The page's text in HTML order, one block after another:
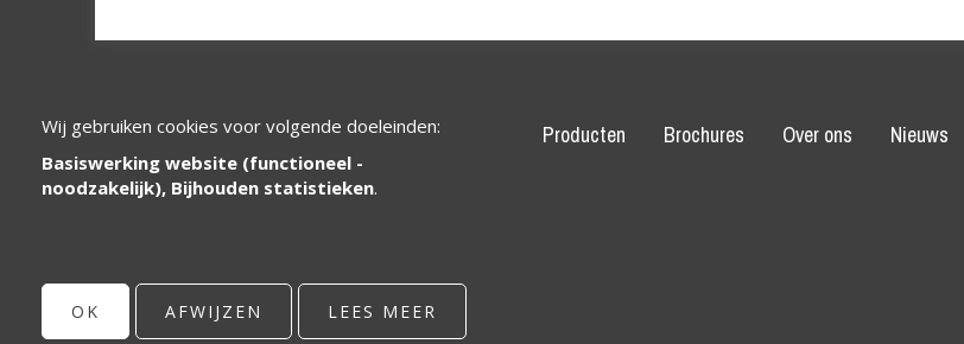
voor de zorg- en de cateringsector.
Producten Brochures Over ons Nieuws
Wij gebruiken cookies voor volgende doeleinden:
Basiswerking website (functioneel -
noodzakelijk), Bijhouden statistieken.
OK AFWIJZEN LEES MEER